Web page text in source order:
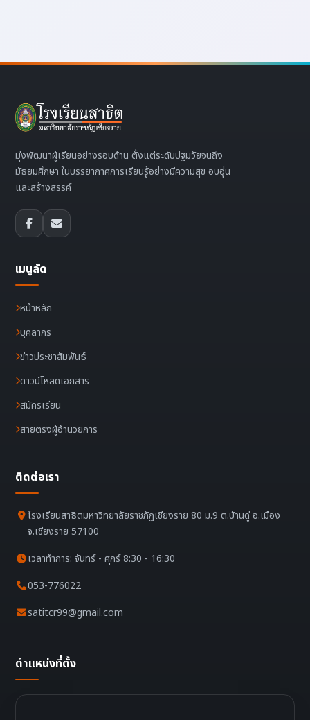
มุ่งพัฒนาผู้เรียนอย่างรอบด้าน ตั้งแต่ระดับปฐมวัยจนถึง
มัธยมศึกษา ในบรรยากาศการเรียนรู้อย่างมีความสุข อบอุ่น
และสร้างสรรค์
เมนูลัด
หน้าหลัก
บุคลากร
ข่าวประชาสัมพันธ์
ดาวน์โหลดเอกสาร
สมัครเรียน
สายตรงผู้อำนวยการ
ติดต่อเรา
โรงเรียนสาธิตมหาวิทยาลัยราชภัฏเชียงราย 80 ม.9 ต.บ้านดู่ อ.เมือง
จ.เชียงราย 57100
เวลาทำการ: จันทร์ - ศุกร์ 8:30 - 16:30
053-776022
satitcr99@gmail.com
ตำแหน่งที่ตั้ง